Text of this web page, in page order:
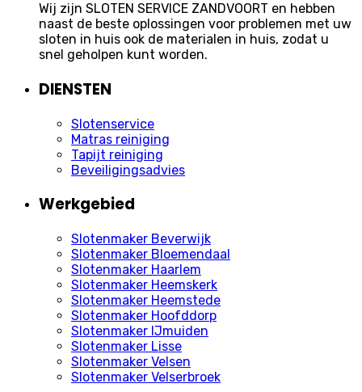
Wij zijn SLOTEN SERVICE ZANDVOORT en hebben
naast de beste oplossingen voor problemen met uw
sloten in huis ook de materialen in huis, zodat u
snel geholpen kunt worden.
DIENSTEN
Slotenservice
Matras reiniging
Tapijt reiniging
Beveiligingsadvies
Werkgebied
Slotenmaker Beverwijk
Slotenmaker Bloemendaal
Slotenmaker Haarlem
Slotenmaker Heemskerk
Slotenmaker Heemstede
Slotenmaker Hoofddorp
Slotenmaker IJmuiden
Slotenmaker Lisse
Slotenmaker Velsen
Slotenmaker Velserbroek